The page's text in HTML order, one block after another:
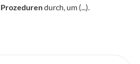
Prozedurendurch, um (...).